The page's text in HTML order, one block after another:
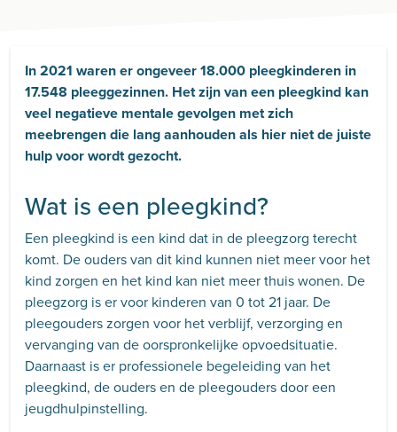
In 2021 waren er ongeveer 18.000 pleegkinderen in
17.548 pleeggezinnen. Het zijn van een pleegkind kan
veel negatieve mentale gevolgen met zich
meebrengen die lang aanhouden als hier niet de juiste
hulp voor wordt gezocht.
Wat is een pleegkind?
Een pleegkind is een kind dat in de pleegzorg terecht
komt. De ouders van dit kind kunnen niet meer voor het
kind zorgen en het kind kan niet meer thuis wonen. De
pleegzorg is er voor kinderen van 0 tot 21 jaar. De
pleegouders zorgen voor het verblijf, verzorging en
vervanging van de oorspronkelijke opvoedsituatie.
Daarnaast is er professionele begeleiding van het
pleegkind, de ouders en de pleegouders door een
jeugdhulpinstelling.